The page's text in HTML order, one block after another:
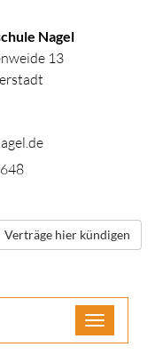
Nagel
13
Verträge hier kündigen
Toggle